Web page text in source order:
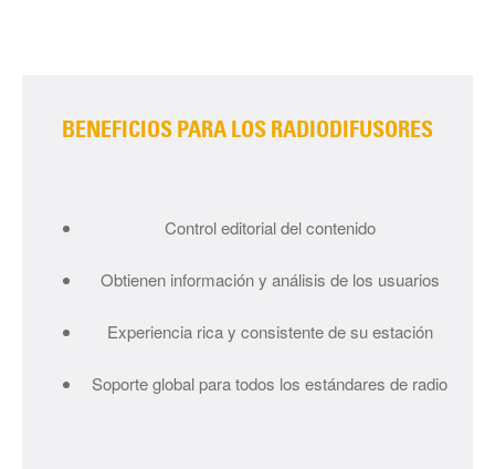
BENEFICIOS PARA LOS RADIODIFUSORES
Control editorial del contenido
Obtienen información y análisis de los usuarios
Experiencia rica y consistente de su estación
Soporte global para todos los estándares de radio